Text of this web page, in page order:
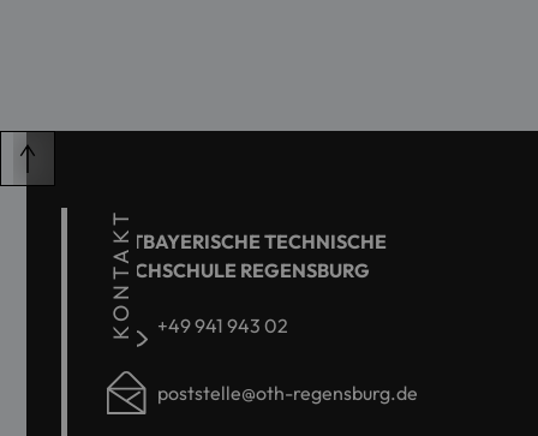
KONTAKT
OSTBAYERISCHE TECHNISCHE
HOCHSCHULE REGENSBURG
+49 941 943 02
poststelle@oth-regensburg.de